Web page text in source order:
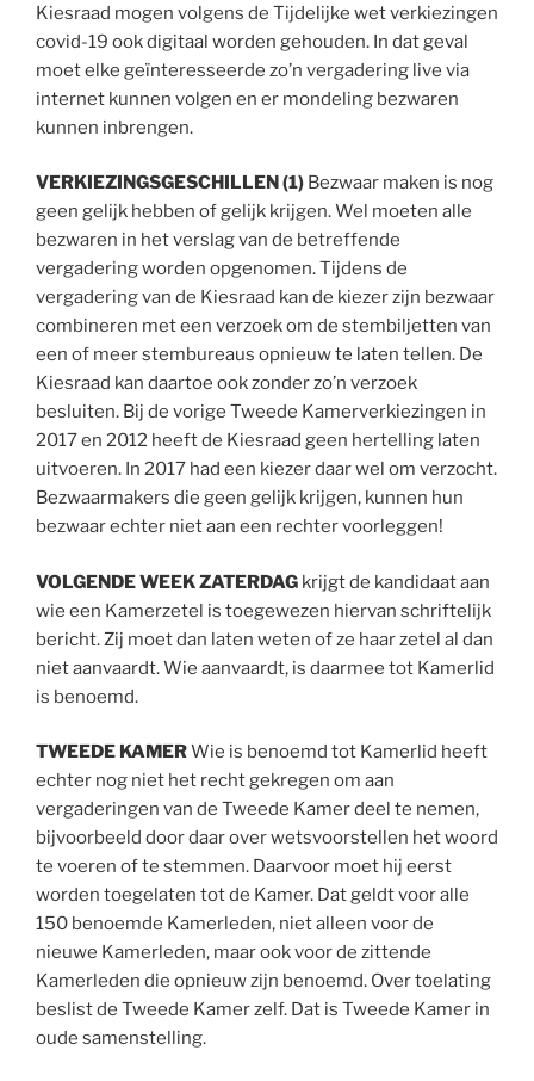
Kiesraad mogen volgens de Tijdelijke wet verkiezingen
covid-19 ook digitaal worden gehouden. In dat geval
moet elke geïnteresseerde zo’n vergadering live via
internet kunnen volgen en er mondeling bezwaren
kunnen inbrengen.
VERKIEZINGSGESCHILLEN(1) Bezwaar maken is nog
geen gelijk hebben of gelijk krijgen. Wel moeten alle
bezwaren in het verslag van de betreffende
vergadering worden opgenomen. Tijdens de
vergadering van de Kiesraad kan de kiezer zijn bezwaar
combineren met een verzoek om de stembiljetten van
een of meer stembureaus opnieuw te laten tellen. De
Kiesraad kan daartoe ook zonder zo’n verzoek
besluiten. Bij de vorige Tweede Kamerverkiezingen in
2017 en 2012 heeft de Kiesraad geen hertelling laten
uitvoeren. In 2017 had een kiezer daar wel om verzocht.
Bezwaarmakers die geen gelijk krijgen, kunnen hun
bezwaar echter niet aan een rechter voorleggen!
VOLGENDE WEEK ZATERDAG krijgt de kandidaat aan
wie een Kamerzetel is toegewezen hiervan schriftelijk
bericht. Zij moet dan laten weten of ze haar zetel al dan
niet aanvaardt. Wie aanvaardt, is daarmee tot Kamerlid
is benoemd.
TWEEDE KAMERWie is benoemd tot Kamerlid heeft
echter nog niet het recht gekregen om aan
vergaderingen van de Tweede Kamer deel te nemen,
bijvoorbeeld door daar over wetsvoorstellen het woord
te voeren of te stemmen. Daarvoor moet hij eerst
worden toegelaten tot de Kamer. Dat geldt voor alle
150 benoemde Kamerleden, niet alleen voor de
nieuwe Kamerleden, maar ook voor de zittende
Kamerleden die opnieuw zijn benoemd. Over toelating
beslist de Tweede Kamer zelf. Dat is Tweede Kamer in
oude samenstelling.